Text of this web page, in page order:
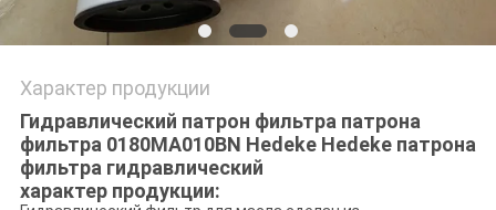
Характер продукции
Гидравлический патрон фильтра патрона
фильтра 0180MA010BN Hedeke Hedeke патрона
фильтра гидравлический
характер продукции: